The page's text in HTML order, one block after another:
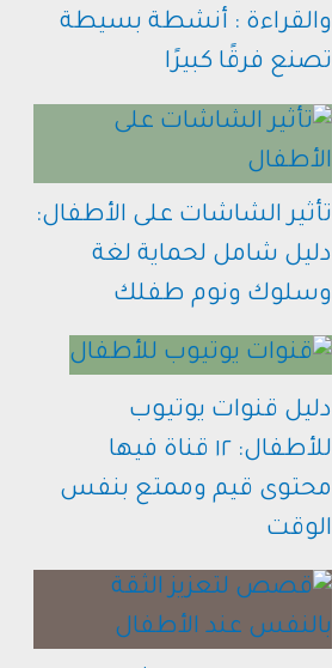
والقراءة : أنشطة بسيطة
تصنع فرقًا كبيرًا
تأثير الشاشات على الأطفال:
دليل شامل لحماية لغة
وسلوك ونوم طفلك
دليل قنوات يوتيوب
للأطفال: ١٢ قناة فيها
محتوى قيم وممتع بنفس
الوقت